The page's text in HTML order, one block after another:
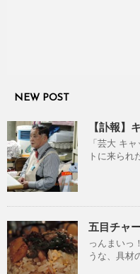
NEW POST
【訃報】
「芸大 キ
トに来られ
五目チャ
っんまいっ
うな、具材